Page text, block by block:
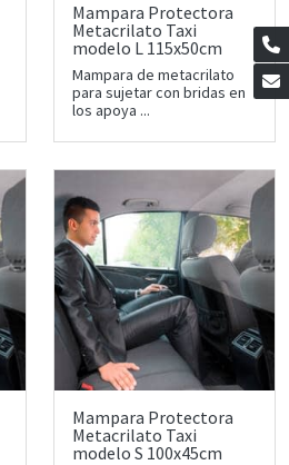
Mampara Protectora
Metacrilato Taxi
modelo L 115x50cm
Mampara de metacrilato
para sujetar con bridas en
los apoya ...
Mampara Protectora
Metacrilato Taxi
modelo S 100x45cm